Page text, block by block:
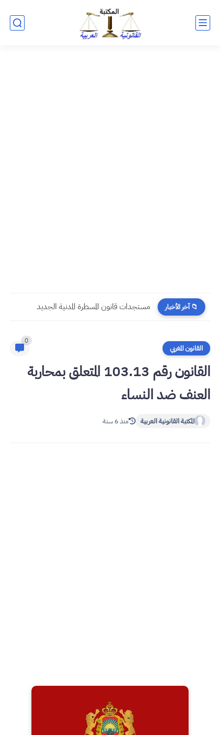
📁 آخر الأخبار
القانون المغربي
0
القانون رقم 103.13 المتعلق بمحاربة
العنف ضد النساء
المكتبة القانونية العربية منذ 6 سنة